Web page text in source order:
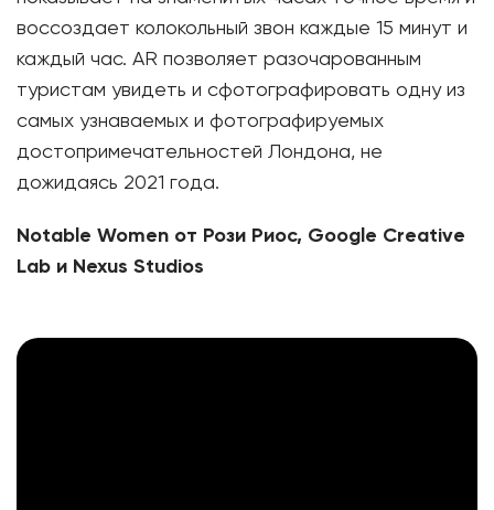
воссоздает колокольный звон каждые 15 минут и
каждый час. AR позволяет разочарованным
туристам увидеть и сфотографировать одну из
самых узнаваемых и фотографируемых
достопримечательностей Лондона, не
дожидаясь 2021 года.
Notable Women от Рози Риос, Google Creative
Lab и Nexus Studios